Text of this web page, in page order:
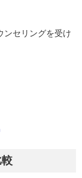
ンセリングを受け